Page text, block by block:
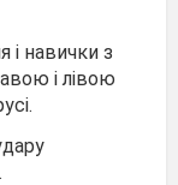
і навички з
і лівою